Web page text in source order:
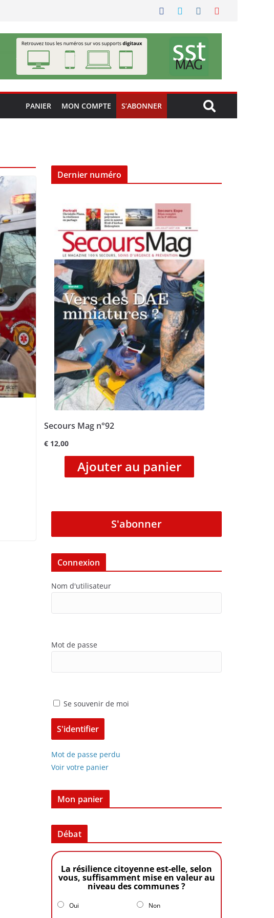
PANIER MON COMPTE S’ABONNER
Dernier numéro
Secours Mag n°92
€ 12,00
Ajouter au panier
S'abonner
Connexion
Nom d'utilisateur
Mot de passe
Se souvenir de moi
Mot de passe perdu
Voir votre panier
Mon panier
Débat
La résilience citoyenne est-elle, selon
vous, suffisamment mise en valeur au
niveau des communes ?
Oui Non